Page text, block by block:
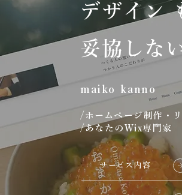
デザイン
妥協しな
maiko kanno
/ホームページ制作・
/あなたのWix専門家
サービス内容